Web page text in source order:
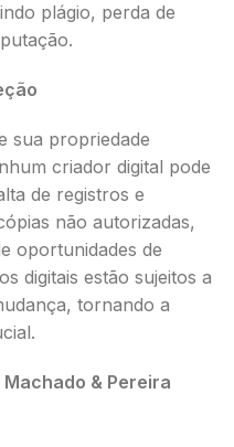
plágio, perda de
sua propriedade
criador digital pode
de registros e
não autorizadas,
oportunidades de
digitais estão sujeitos a
tornando a
& Pereira